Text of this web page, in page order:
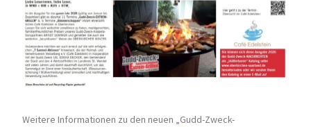
Weitere Informationen zu den neuen „Gudd-Zweck-